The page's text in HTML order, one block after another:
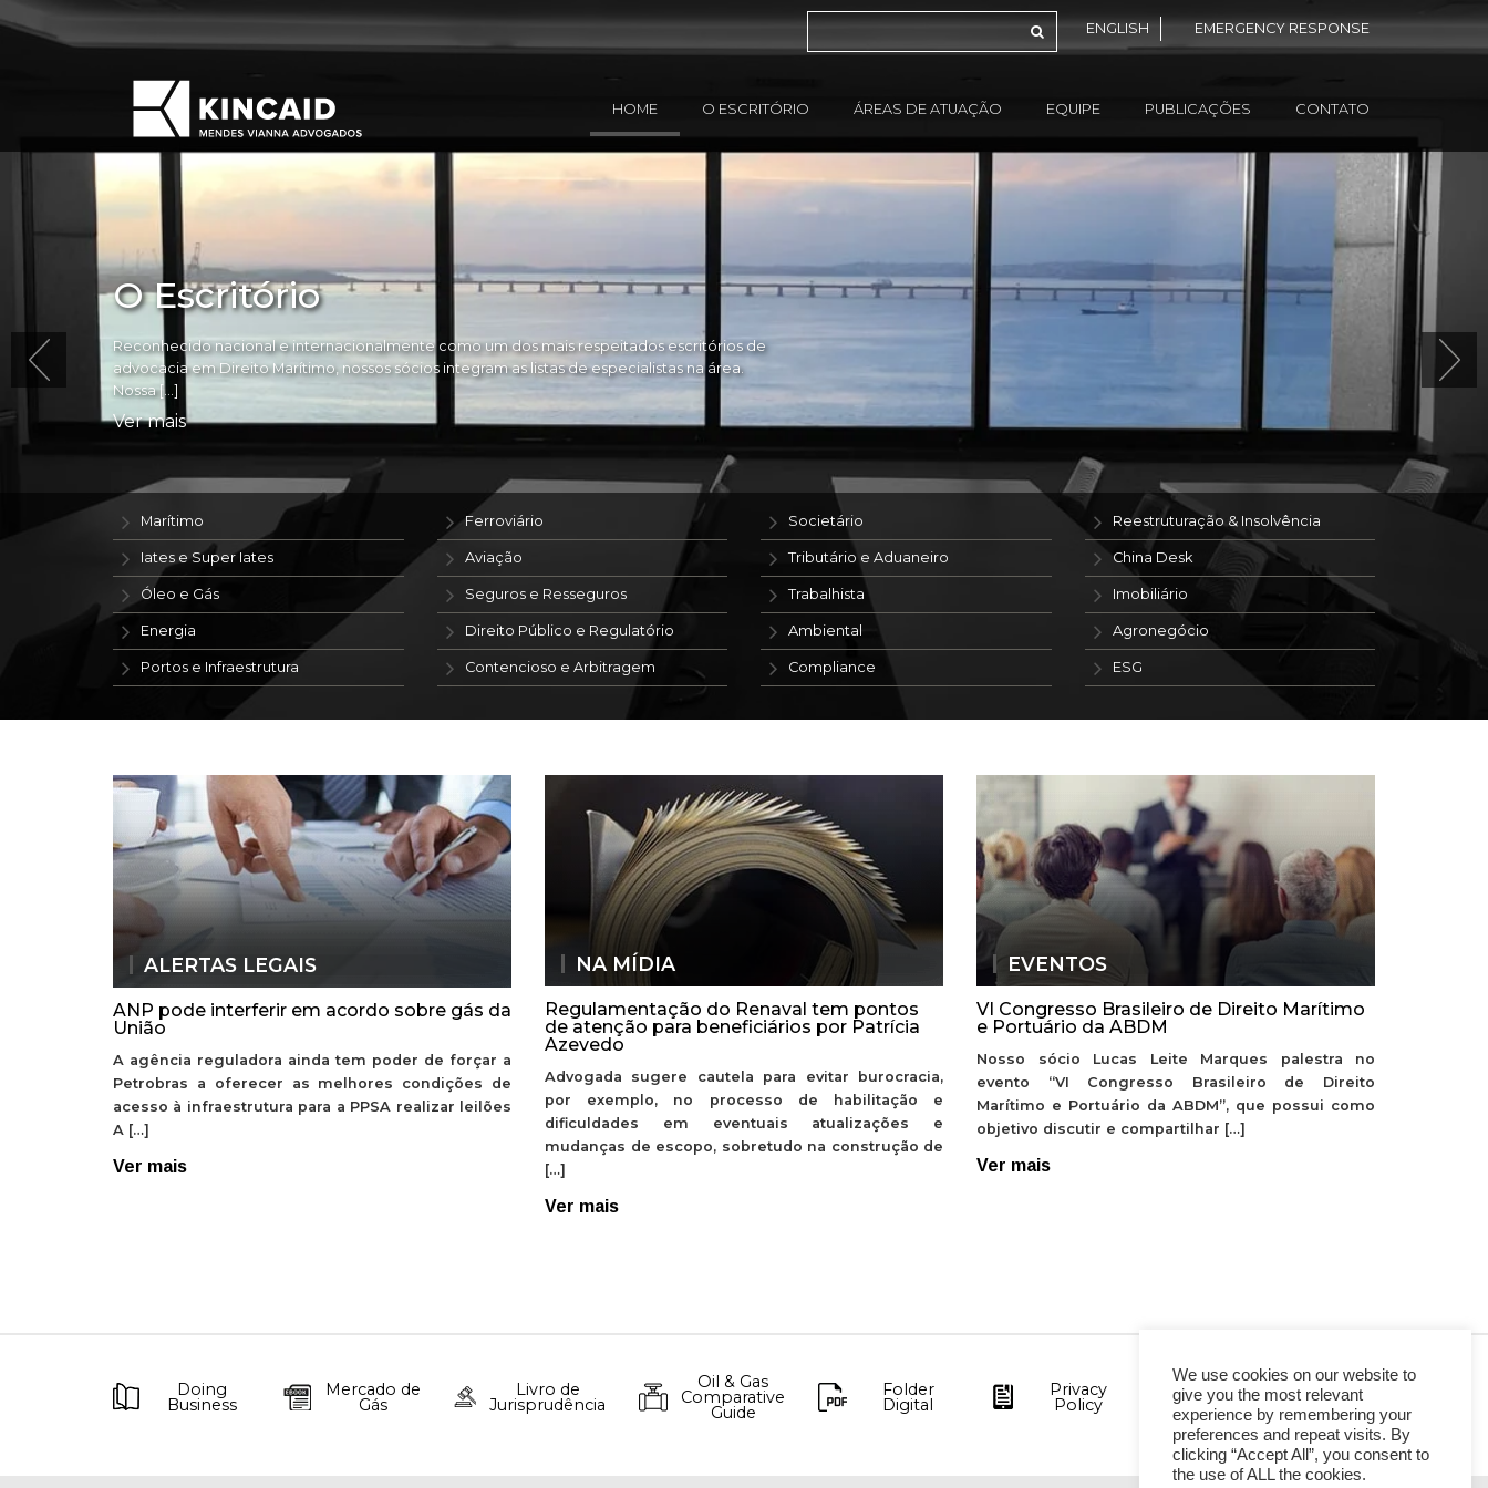
ENGLISH EMERGENCY RESPONSE
HOME O ESCRITÓRIO ÁREAS DE ATUAÇÃO EQUIPE PUBLICAÇÕES CONTATO
O Escritório
Reconhecido nacional e internacionalmente como um dos mais respeitados escritórios de
advocacia em Direito Marítimo, nossos sócios integram as listas de especialistas na área.
Nossa […]
Ver mais
Marítimo
Iates e Super Iates
Óleo e Gás
Energia
Portos e Infraestrutura
Ferroviário
Aviação
Seguros e Resseguros
Direito Público e Regulatório
Contencioso e Arbitragem
Societário
Tributário e Aduaneiro
Trabalhista
Ambiental
Compliance
Reestruturação & Insolvência
China Desk
Imobiliário
Agronegócio
ESG
ALERTAS LEGAIS
ANP pode interferir em acordo sobre gás da
União
A agência reguladora ainda tem poder de forçar a
Petrobras a oferecer as melhores condições de
acesso à infraestrutura para a PPSA realizar leilões
A […]
Ver mais
NA MÍDIA
Regulamentação do Renaval tem pontos
de atenção para beneficiários por Patrícia
Azevedo
Advogada sugere cautela para evitar burocracia,
por exemplo, no processo de habilitação e
dificuldades em eventuais atualizações e
mudanças de escopo, sobretudo na construção de
[…]
Ver mais
EVENTOS
VI Congresso Brasileiro de Direito Marítimo
e Portuário da ABDM
Nosso sócio Lucas Leite Marques palestra no
evento “VI Congresso Brasileiro de Direito
Marítimo e Portuário da ABDM”, que possui como
objetivo discutir e compartilhar […]
Ver mais
Doing
Business
Mercado de
Gás
Livro de
Jurisprudência
Oil & Gas
Comparative
Guide
Folder
Digital
Privacy
Policy
We use cookies on our website to
give you the most relevant
experience by remembering your
preferences and repeat visits. By
clicking “Accept All”, you consent to
the use of ALL the cookies.